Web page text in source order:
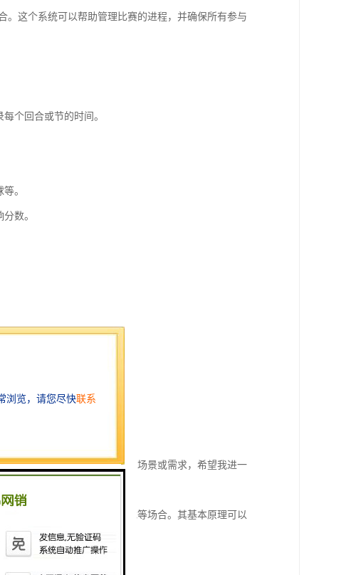
。这个系统可以帮助管理比赛的进程，并确保所有参与
个回合或节的时间。
。
数。
确的评分。是否有特定的应用场景或需求，希望我进一
应用于体育赛事、考试、游戏等场合。其基本原理可以